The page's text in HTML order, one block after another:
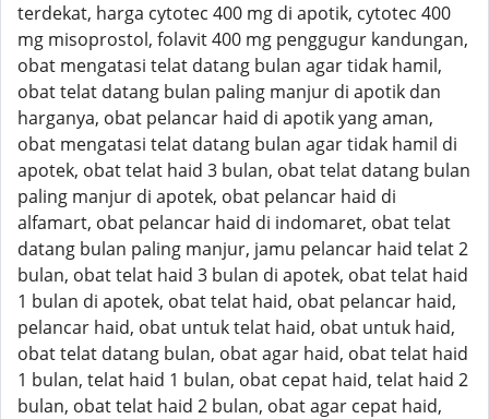
terdekat, harga cytotec 400 mg di apotik, cytotec 400
mg misoprostol, folavit 400 mg penggugur kandungan,
obat mengatasi telat datang bulan agar tidak hamil,
obat telat datang bulan paling manjur di apotik dan
harganya, obat pelancar haid di apotik yang aman,
obat mengatasi telat datang bulan agar tidak hamil di
apotek, obat telat haid 3 bulan, obat telat datang bulan
paling manjur di apotek, obat pelancar haid di
alfamart, obat pelancar haid di indomaret, obat telat
datang bulan paling manjur, jamu pelancar haid telat 2
bulan, obat telat haid 3 bulan di apotek, obat telat haid
1 bulan di apotek, obat telat haid, obat pelancar haid,
pelancar haid, obat untuk telat haid, obat untuk haid,
obat telat datang bulan, obat agar haid, obat telat haid
1 bulan, telat haid 1 bulan, obat cepat haid, telat haid 2
bulan, obat telat haid 2 bulan, obat agar cepat haid,